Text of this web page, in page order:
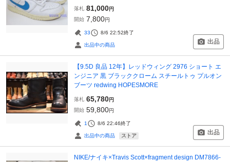
落札 81,000円
開始 7,800円
33 8/6 22:52終了
出品中の商品 出品
【9.5D 良品 12年】レッドウィング 2976 ショート エ
ンジニア 黒 ブラッククローム スチールトゥ プルオン
ブーツ redwing HOPESMORE
落札 65,780円
開始 59,800円
1 8/6 22:46終了
出品中の商品 ストア 出品
NIKE/ナイキ×Travis Scott×fragment design DM7866-